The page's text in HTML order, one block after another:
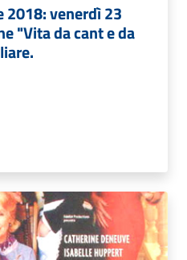
venerdì 23
"Vita da cant e da